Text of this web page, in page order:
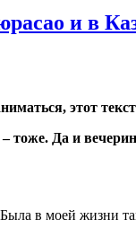
и в
этот
– тоже. Да и
в моей жизни